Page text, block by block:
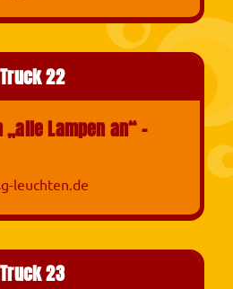
Truck 22
„alle Lampen an“ -
leuchten.de
Truck 23